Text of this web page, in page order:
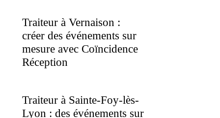
Traiteur à Vernaison :
créer des événements sur
mesure avec Coïncidence
Réception
Traiteur à Sainte-Foy-lès-
Lyon : des événements sur